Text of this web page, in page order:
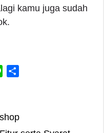
kamu juga sudah
e